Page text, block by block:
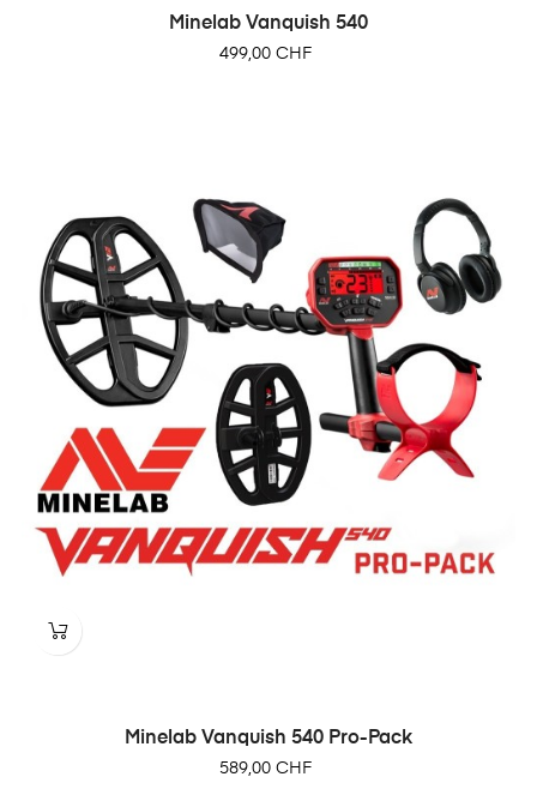
Minelab Vanquish 540
Prix
499,00 CHF
Minelab Vanquish 540 Pro-Pack
Prix
589,00 CHF